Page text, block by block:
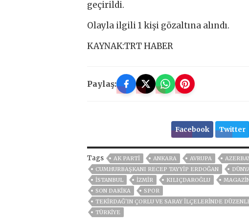
geçirildi.
Olayla ilgili 1 kişi gözaltına alındı.
KAYNAK:TRT HABER
Paylaş:
Facebook Twitter
Tags AK PARTİ ANKARA AVRUPA
CUMHURBAŞKANI RECEP TAYYIP ERDOĞAN
ISTANBUL
İZMIR KILIÇDAROĞLU
SON DAKIKA
SPOR
TEKIRDAĞ'IN ÇORLU VE SARAY ILÇELERINDE
TÜRKİYE